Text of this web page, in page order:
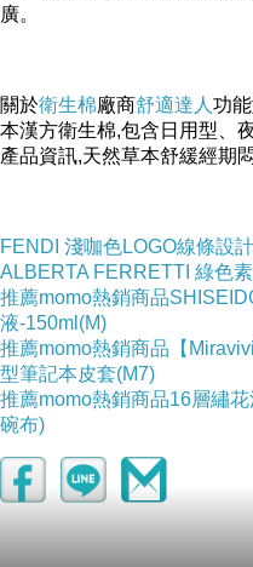
廣。
關於衛生棉廠商舒適達人 功
本漢方衛生棉,包含日用型、
產品資訊,天然草本舒緩經期
FENDI 淺咖色LOGO線條設
ALBERTA FERRETTI 綠色
推薦momo熱銷商品
液-150ml(M)
推薦momo熱銷商品【
型筆記本皮套(M7)
推薦momo熱銷商品16層繡
碗布)